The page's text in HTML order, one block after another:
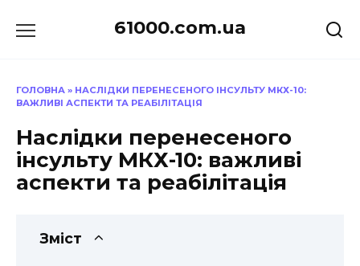
до
61000.com.ua
ГОЛОВНА » НАСЛІДКИ ПЕРЕНЕСЕНОГО ІНСУЛЬТУ МКХ-10:
ВАЖЛИВІ АСПЕКТИ ТА РЕАБІЛІТАЦІЯ
Наслідки перенесеного
інсульту МКХ-10: важливі
аспекти та реабілітація
Зміст